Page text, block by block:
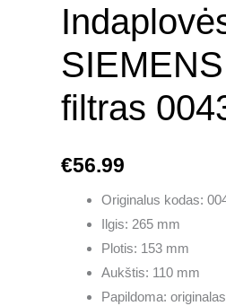
filtras
€56.99
Originalus kodas:
Ilgis: 265 mm
Plotis: 153 mm
Aukštis: 110 mm
Papildoma: originalas
GORENJE
filtras
00435650